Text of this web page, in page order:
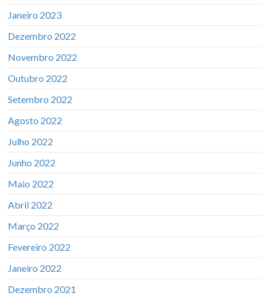
Janeiro 2023
Dezembro 2022
Novembro 2022
Outubro 2022
Setembro 2022
Agosto 2022
Julho 2022
Junho 2022
Maio 2022
Abril 2022
Março 2022
Fevereiro 2022
Janeiro 2022
Dezembro 2021